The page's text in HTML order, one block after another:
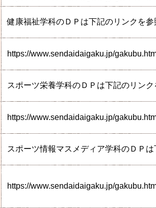
健康福祉学科のＤＰは下記のリンクを
https://www.sendaidaigaku.jp/
スポーツ栄養学科のＤＰは下記のリン
https://www.sendaidaigaku.jp/
スポーツ情報マスメディア学科のＤＰ
https://www.sendaidaigaku.jp/